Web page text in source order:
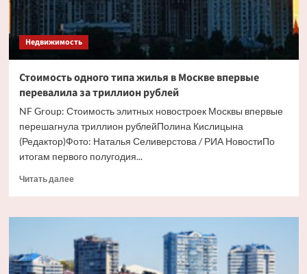
Недвижимость
Стоимость одного типа жилья в Москве впервые
перевалила за триллион рублей
NF Group: Стоимость элитных новостроек Москвы впервые
перешагнула триллион рублейПолина Кислицына
(Редактор)Фото: Наталья Селиверстова / РИА НовостиПо
итогам первого полугодия...
Читать далееПрочитать
Стоимость
типа
жилья
в